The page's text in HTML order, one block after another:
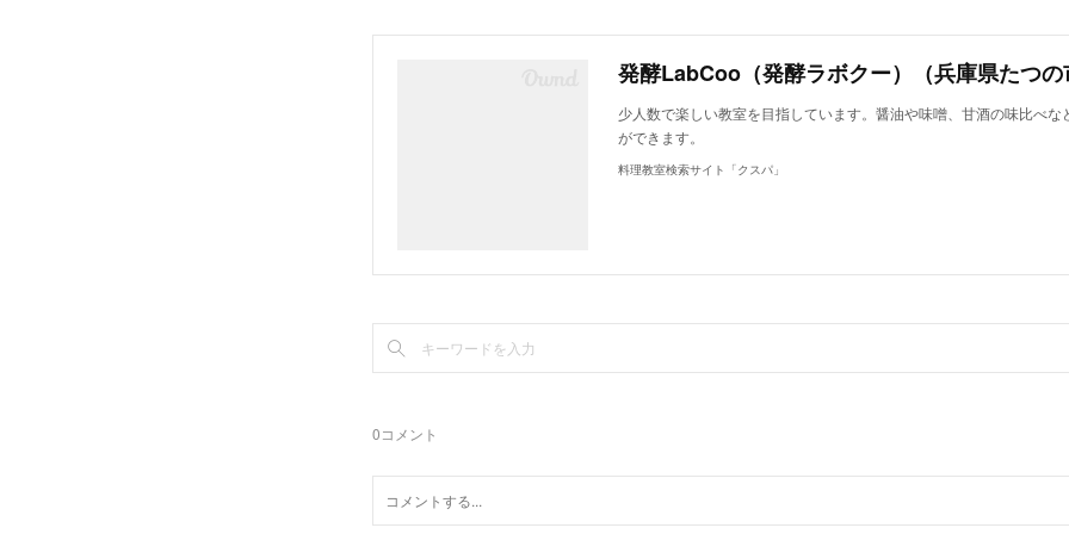
発酵LabCoo（発酵ラボクー）（兵庫県たつの
少人数で楽しい教室を目指しています。醤油や味噌、甘酒の味比べな
ができます。
料理教室検索サイト「クスパ」
0コメント